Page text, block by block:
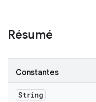
Résumé
Constantes
String